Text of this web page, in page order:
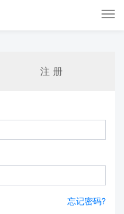
注 册
忘记密码?